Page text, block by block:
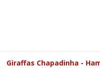
Giraffas Chapadinha -